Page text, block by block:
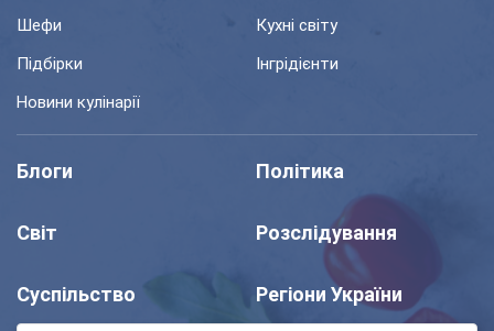
Шефи
Кухні світу
Підбірки
Інгрідієнти
Новини кулінарії
Блоги Політика
Світ Розслідування
Суспільство Регіони України